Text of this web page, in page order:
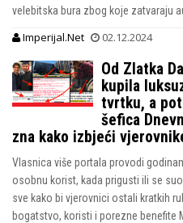
velebitska bura zbog koje zatvaraju
Imperijal.Net 02.12.2024
Od Zlatka
kupila
tvrtku, a
šefica
zna kako izbjeći
Vlasnica više portala provodi
osobnu korist, kada prigusti ili se
sve kako bi vjerovnici ostali kratkih
bogatstvo, koristi i porezne benefite